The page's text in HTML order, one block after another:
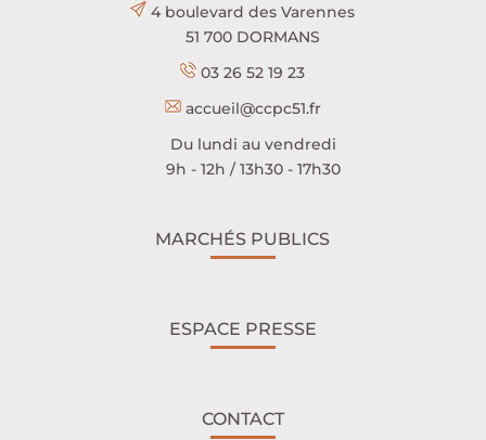
4 boulevard des Varennes
51 700 DORMANS
03 26 52 19 23
accueil@ccpc51.fr
Du lundi au vendredi
9h - 12h / 13h30 - 17h30
MARCHÉS PUBLICS
ESPACE PRESSE
CONTACT